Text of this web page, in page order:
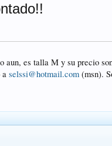
es talla M y su precio
a selssi@hotmail.com (msn).